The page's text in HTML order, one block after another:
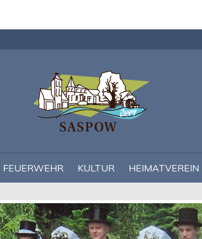
überspringen
FEUERWEHR KULTUR HEIMATVEREIN